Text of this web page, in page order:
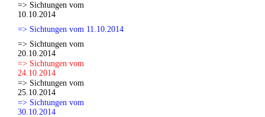
=> Sichtungen vom
10.10.2014
=> Sichtungen vom 11.10.2014
=> Sichtungen vom
20.10.2014
=> Sichtungen vom
24.10.2014
=> Sichtungen vom
25.10.2014
=> Sichtungen vom
30.10.2014